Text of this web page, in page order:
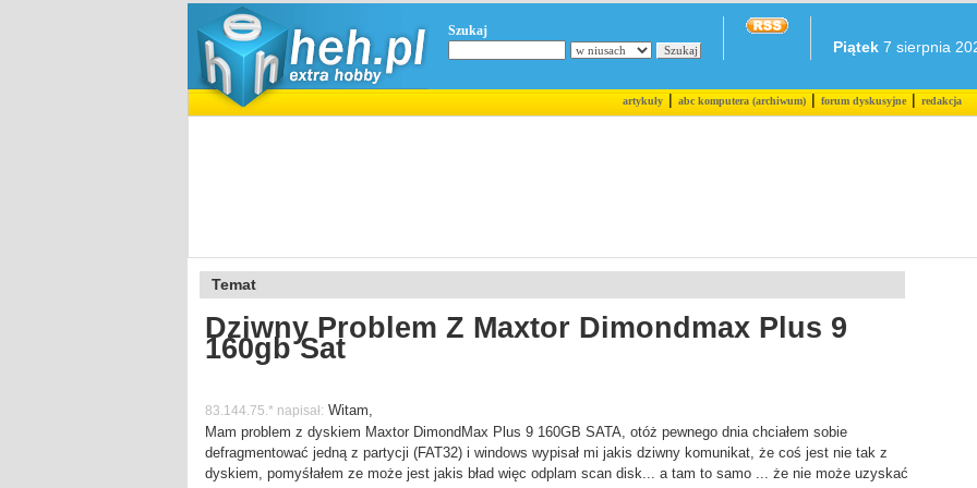
Szukaj
Piątek 7 sierpnia
artykuły|abc komputera (archiwum)|forum dyskusyjne|redakcja
Temat
Dziwny Problem Z Maxtor Dimondmax Plus 9
160gb Sat
83.144.75.* napisał: Witam,
Mam problem z dyskiem Maxtor DimondMax Plus 9 160GB SATA, otóż pewnego dnia chciałem sobie
defragmentować jedną z partycji (FAT32) i windows wypisał mi jakis dziwny komunikat, że coś jest nie tak z
dyskiem, pomyśłałem ze może jest jakis bład więc odplam scan disk... a tam to samo ... że nie może uzyskać